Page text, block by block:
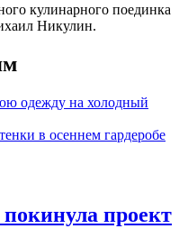
кулинарного поединка
Никулин.
одежду на холодный
в осеннем гардеробе
проект